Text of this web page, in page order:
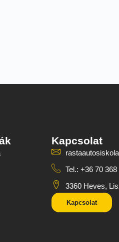
Kapcsolat
Tel.: +36 70 368
3360 Heves,
Kapcsolat